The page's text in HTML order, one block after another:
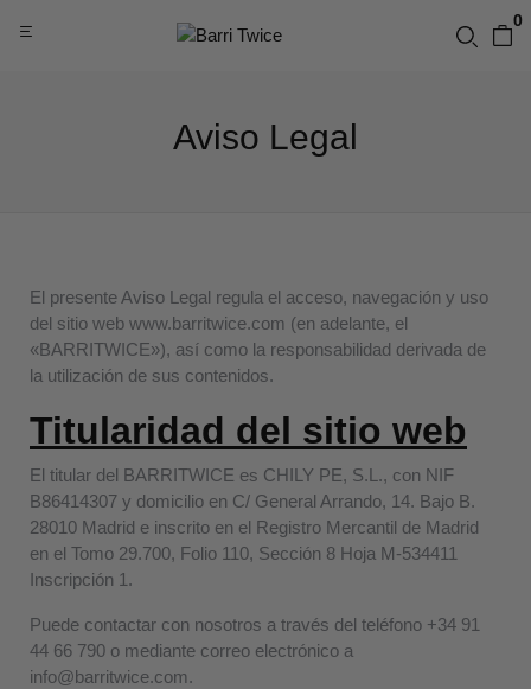
0
Aviso Legal
El presente Aviso Legal regula el acceso, navegación y uso
del sitio web www.barritwice.com (en adelante, el
«BARRITWICE»), así como la responsabilidad derivada de
la utilización de sus contenidos.
Titularidad del sitio web
El titular del BARRITWICE es CHILY PE, S.L., con NIF
B86414307 y domicilio en C/ General Arrando, 14. Bajo B.
28010 Madrid e inscrito en el Registro Mercantil de Madrid
en el Tomo 29.700, Folio 110, Sección 8 Hoja M-534411
Inscripción 1.
Puede contactar con nosotros a través del teléfono +34 91
44 66 790 o mediante correo electrónico a
info@barritwice.com.